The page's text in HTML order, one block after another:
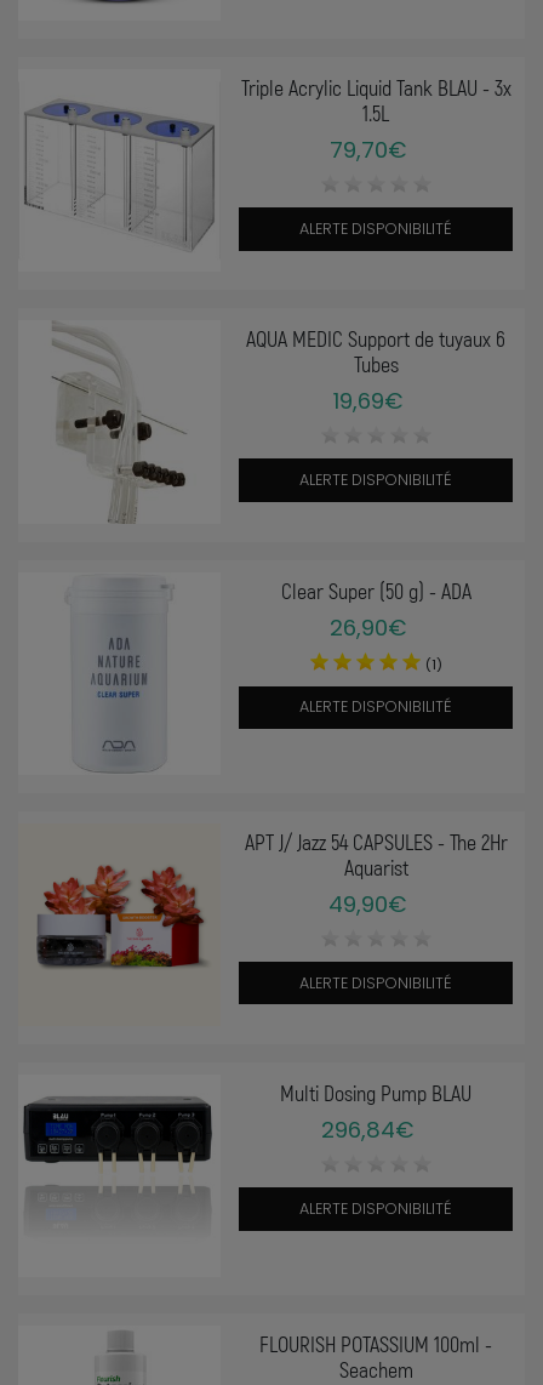
Triple Acrylic Liquid Tank BLAU - 3x
1.5L
79,70€
ALERTE DISPONIBILITÉ
AQUA MEDIC Support de tuyaux 6
Tubes
19,69€
ALERTE DISPONIBILITÉ
Clear Super (50 g) - ADA
26,90€
(1)
ALERTE DISPONIBILITÉ
APT J/ Jazz 54 CAPSULES - The 2Hr
Aquarist
49,90€
ALERTE DISPONIBILITÉ
Multi Dosing Pump BLAU
296,84€
ALERTE DISPONIBILITÉ
FLOURISH POTASSIUM 100ml -
Seachem